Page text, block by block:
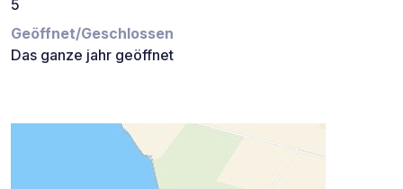
5
Geöffnet/Geschlossen
Das ganze jahr geöffnet